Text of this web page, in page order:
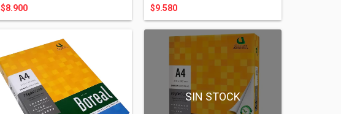
$8.900
$9.580
SIN STOCK